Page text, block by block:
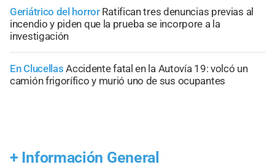
Geriátrico del horror Ratifican tres denuncias previas al
incendio y piden que la prueba se incorpore a la
investigación
En Clucellas Accidente fatal en la Autovía 19: volcó un
camión frigorífico y murió uno de sus ocupantes
+ Información General